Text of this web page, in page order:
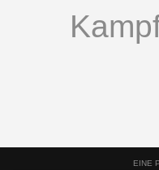
EINE